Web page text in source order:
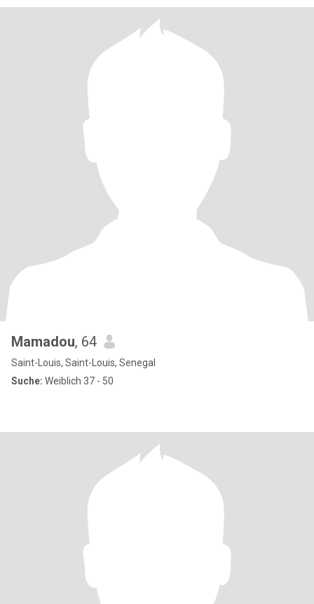
Mamadou, 64
Saint-Louis, Saint-Louis, Senegal
Suche: Weiblich 37 - 50